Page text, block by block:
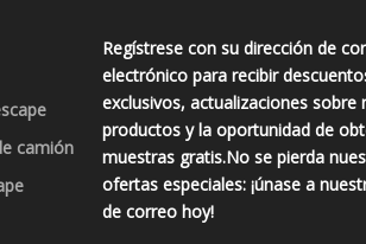
camión
Regístrese con su dirección de
electrónico para recibir
exclusivos, actualizaciones sobre
productos y la oportunidad de
muestras gratis.No se pierda
ofertas especiales: ¡únase a
de correo hoy!